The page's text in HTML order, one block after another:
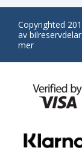
Copyrighted
av
mer